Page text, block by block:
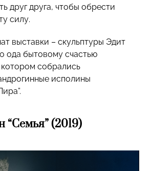
друг друга, чтобы обрести
силу.
выставки – скульптуры Эдит
ода бытовому счастью
собрались
исполины
“Семья” (2019)